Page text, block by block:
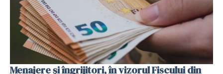
Menajere și îngrijitori, în vizorul Fiscului din